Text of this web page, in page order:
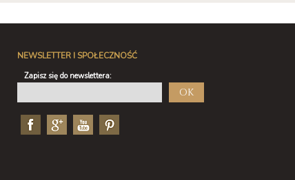
NEWSLETTER I SPOŁECZNOŚĆ
Zapisz się do newslettera:
OK